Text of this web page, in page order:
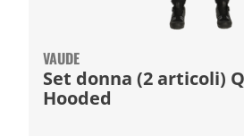
VAUDE
Set donna (2 articoli) Qimsa
Hooded